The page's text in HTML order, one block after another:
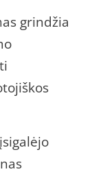
grindžia